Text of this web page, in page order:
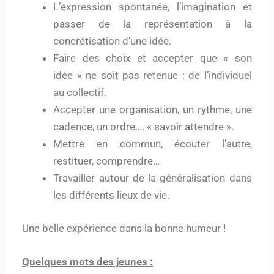
L’expression spontanée, l’imagination et
passer de la représentation à la
concrétisation d’une idée.
Faire des choix et accepter que « son
idée » ne soit pas retenue : de l’individuel
au collectif.
Accepter une organisation, un rythme, une
cadence, un ordre…. « savoir attendre ».
Mettre en commun, écouter l’autre,
restituer, comprendre…
Travailler autour de la généralisation dans
les différents lieux de vie.
Une belle expérience dans la bonne humeur !
Quelques mots des jeunes :